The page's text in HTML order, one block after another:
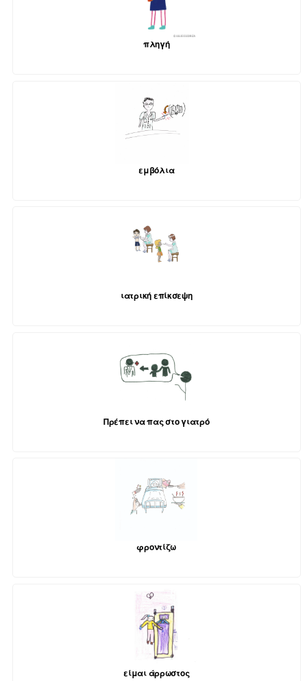
πληγή
εμβόλια
ιατρική επίκσεψη
Πρέπει να πας στο γιατρό
φροντίζω
είμαι άρρωστος